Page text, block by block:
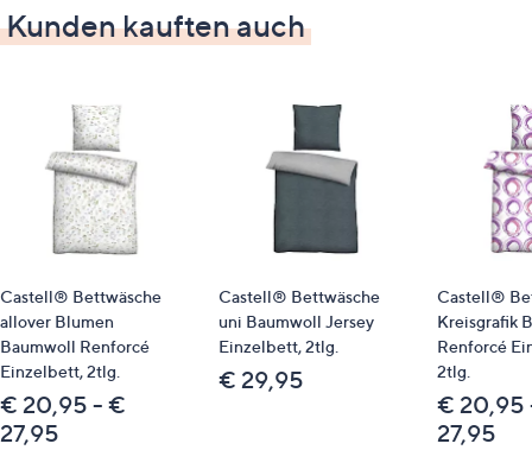
feiner Glanz
hautsympathisch
atmungsaktiv
Farbe: marine
Material
Pflege
Maschinenwäsche
Identifikationsnummer
Kunden kauften auch
Castell® Bettwäsche
allover Blumen
Baumwoll Renforcé
Einzelbett, 2tlg.
€ 20,95 - €
27,95
Castell® Bettwäsche
uni Baumwoll Jersey
Einzelbett, 2tlg.
€ 29,95
Castell®
Kreisgrafik
Renforcé
2tlg.
€ 20,95
27,95